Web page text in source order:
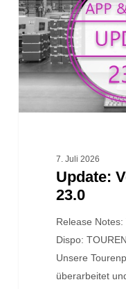
23.0
7. Juli 2026
Update:
23.0
Release
Dispo:
Unsere
überarbeitet